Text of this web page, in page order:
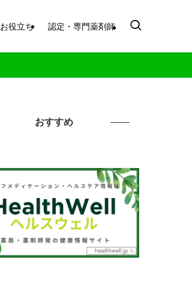
お役立ち 認定・専門薬剤師
おすすめ